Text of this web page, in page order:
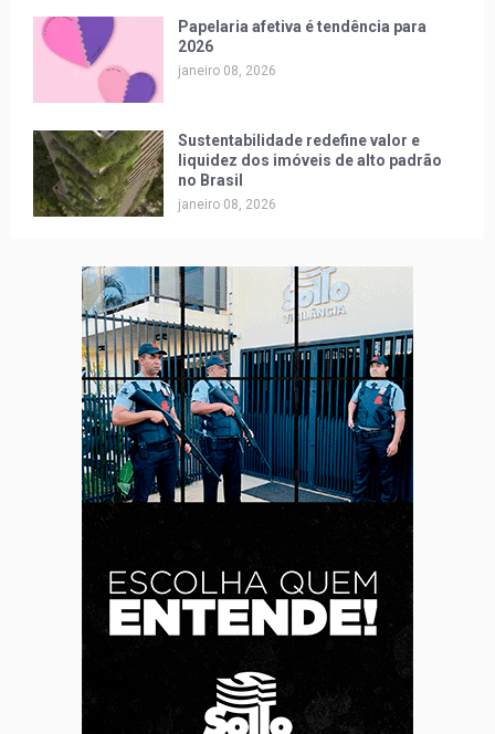
Papelaria afetiva é tendência para
2026
janeiro 08, 2026
Sustentabilidade redefine valor e
liquidez dos imóveis de alto padrão
no Brasil
janeiro 08, 2026